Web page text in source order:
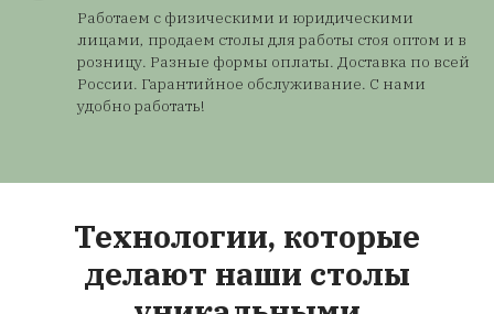
Работаем с физическими и юридическими
лицами, продаем столы для работы стоя оптом и в
розницу. Разные формы оплаты. Доставка по всей
России. Гарантийное обслуживание. С нами
удобно работать!
Технологии, которые
делают наши столы